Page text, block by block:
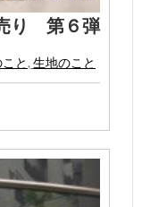
り 第６弾
と , 生地のこと